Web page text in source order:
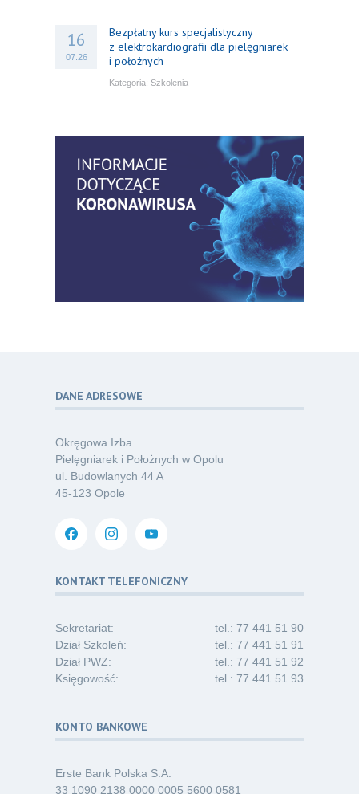
16
07.26
Bezpłatny kurs specjalistyczny
z elektrokardiografii dla pielęgniarek
i położnych
Kategoria: Szkolenia
praktyki – aktualny konsensus ekspertów
w dostępie naczyniowym
Kategoria:Szkolenia
06
Zaproszenie na Ogólnopolską
Konferencję Naukową „Terminologia
w pielęgniarstwie – komunikacja,
standaryzacja, praktyka”
06
Poza sezonem, poza schematem –
o nowym spojrzeniu na profilaktykę
03
Oferta pracy – pielęgniarka/pielęgniarz
06.26
i absolwentów pielęgniarstwa
Kategoria:Komunikaty
DANE ADRESOWE
Okręgowa Izba
Pielęgniarek i Położnych w Opolu
ul. Budowlanych 44 A
45-123 Opole
KONTAKT TELEFONICZNY
Sekretariat:
tel.: 77 441 51 90
Dział Szkoleń:
tel.: 77 441 51 91
Dział PWZ:
tel.: 77 441 51 92
Księgowość:
tel.: 77 441 51 93
KONTO BANKOWE
Erste Bank Polska S.A.
33 1090 2138 0000 0005 5600 0581